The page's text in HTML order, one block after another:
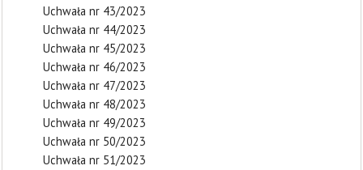
Uchwała nr 43/2023
Uchwała nr 44/2023
Uchwała nr 45/2023
Uchwała nr 46/2023
Uchwała nr 47/2023
Uchwała nr 48/2023
Uchwała nr 49/2023
Uchwała nr 50/2023
Uchwała nr 51/2023